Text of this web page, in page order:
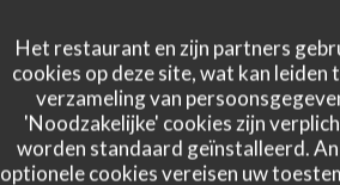
Het restaurant en zijn partners
cookies op deze site, wat kan leiden
verzameling van
'Noodzakelijke' cookies zijn
worden standaard geïnstalleerd.
optionele cookies vereisen uw